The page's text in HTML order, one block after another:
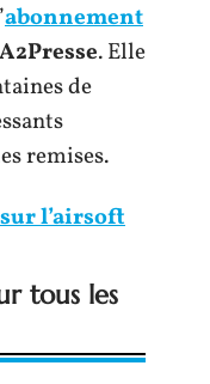
abonnement
A2Presse. Elle
de
remises.
l’airsoft
tous les